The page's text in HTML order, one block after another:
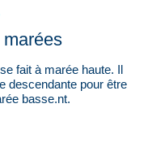
fait à marée haute. Il
descendante pour être
basse.nt.